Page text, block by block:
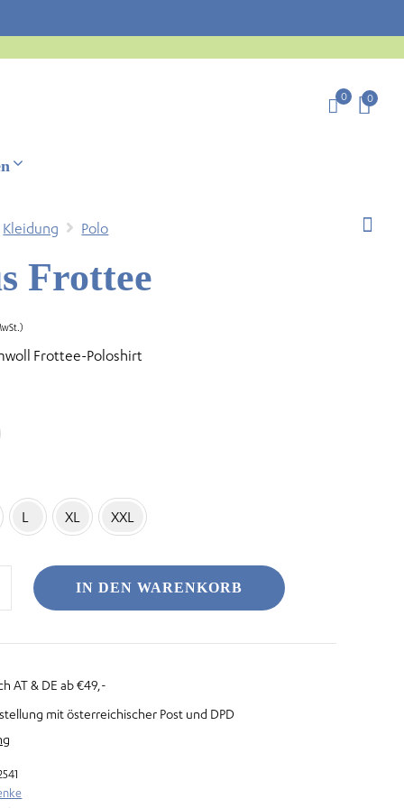
0 0
Kleidung Polo
Frottee
Frottee-Poloshirt
L XL XXL
IN DEN WARENKORB
AT & DE ab €49,-
mit österreichischer Post und DPD